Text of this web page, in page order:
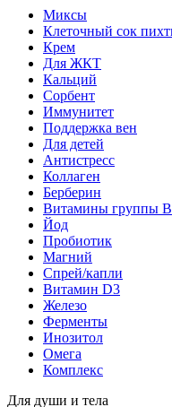
Миксы
Клеточный сок
Крем
Для ЖКТ
Кальций
Сорбент
Иммунитет
Поддержка вен
Для детей
Антистресс
Коллаген
Берберин
Витамины группы B
Йод
Пробиотик
Магний
Спрей/капли
Витамин D3
Железо
Ферменты
Инозитол
Омега
Комплекс
Для души и тела